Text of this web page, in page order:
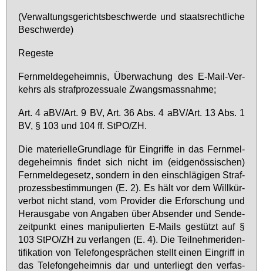
(Ver­wal­tungs­ge­richts­be­schwer­de und staats­recht­li­che
Be­schwer­de)
Re­ges­te
Fern­mel­de­ge­heim­nis, Über­wa­chung des E-Mail-Ver­
kehrs als straf­pro­zes­sua­le Zwangs­mass­nah­me;
Art. 4 aBV/Art. 9 BV, Art. 36 Abs. 4 aBV/Art. 13 Abs. 1
BV, § 103 und 104 ff. StPO/ZH.
Die ma­te­ri­el­le­Grund­la­ge für Ein­grif­fe in das Fern­mel­
de­ge­heim­nis fin­det sich nicht im (eid­ge­nös­si­schen)
Fern­mel­de­ge­setz, son­dern in den ein­schlä­gi­gen Straf­
pro­zess­be­stim­mun­gen (E. 2). Es hält vor dem Will­kür­
ver­bot nicht stand, vom Pro­vi­der die Er­for­schung und
Her­aus­ga­be von An­ga­ben über Ab­sen­der und Sen­de­
zeit­punkt ei­nes ma­ni­pu­lier­ten E-Mails ge­stützt auf §
103 StPO/ZH zu ver­lan­gen (E. 4). Die Teil­neh­me­ri­den­
ti­fi­ka­ti­on von Te­le­fon­ge­sprä­chen stellt ei­nen Ein­griff in
das Te­le­fon­ge­heim­nis dar und un­ter­liegt den ver­fas­